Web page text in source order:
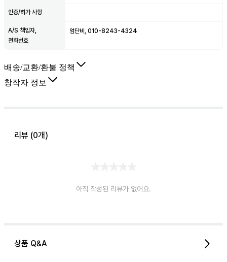
인증/허가 사항
A/S 책임자,
전화번호
엄단비, 010-8243-4324
배송/교환/환불 정책
창작자 정보
리뷰 (0개)
아직 작성된 리뷰가 없어요.
상품 Q&A